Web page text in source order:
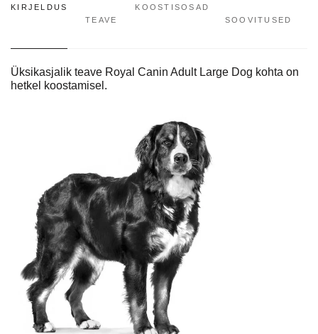
KIRJELDUS
TEAVE
KOOSTISOSAD
SOOVITUSED
Üksikasjalik teave Royal Canin Adult Large Dog kohta on
hetkel koostamisel.